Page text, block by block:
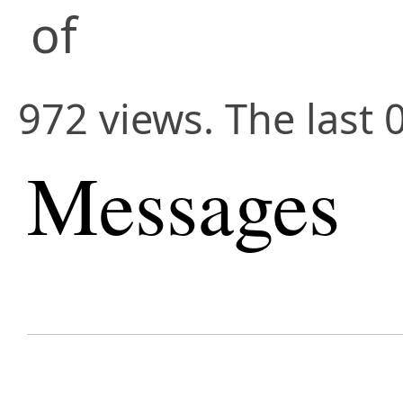
of
972 views. The last
Messages